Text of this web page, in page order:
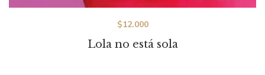
Lola no está sola
$12.000